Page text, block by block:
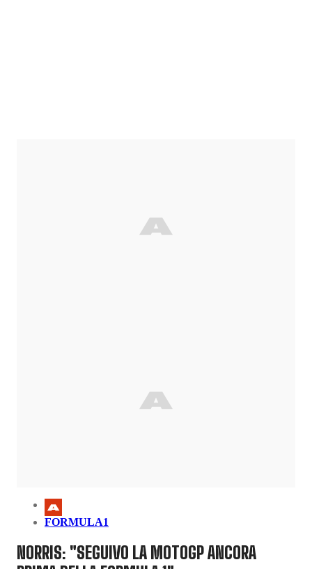
FORMULA1
NORRIS: "SEGUIVO LA MOTOGP ANCORA